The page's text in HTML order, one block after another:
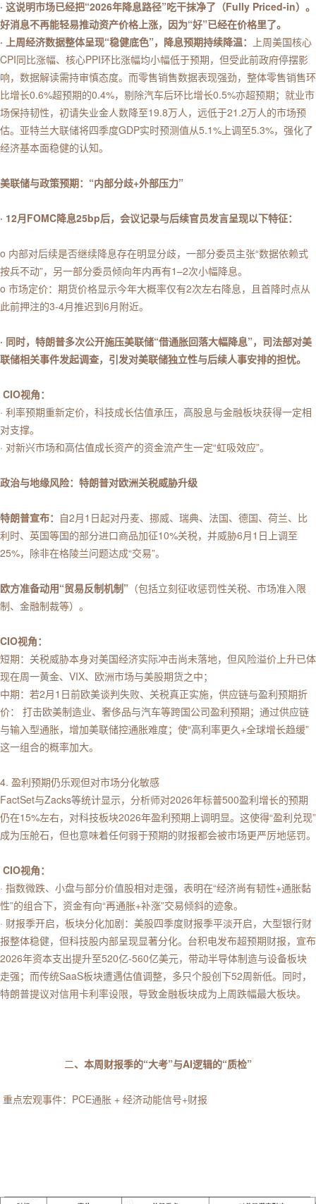
· 这说明市场已经把“2026年降息路径”吃干抹净了（Fully Priced-in）。
好消息不再能轻易推动资产价格上涨，因为“好”已经在价格里了。
· 上周经济数据整体呈现“稳健底色”，降息预期持续降温：
上周美国核心
CPI同比涨幅、核心PPI环比涨幅均小幅低于预期，但受此前政府停摆影
响，数据解读需持审慎态度。而零售销售数据表现强劲，整体零售销售环
比增长0.6%超预期的0.4%，剔除汽车后环比增长0.5%亦超预期；就业市
场保持韧性，初请失业金人数降至19.8万人，远低于21.2万人的市场预
估。亚特兰大联储将四季度GDP实时预测值从5.1%上调至5.3%，强化了
经济基本面稳健的认知。
美联储与政策预期：“内部分歧+外部压力”
· 12月FOMC降息25bp后，会议记录与后续官员发言呈现以下特征：
o 内部对后续是否继续降息存在明显分歧，一部分委员主张“数据依赖式
按兵不动”，另一部分委员倾向年内再有1–2次小幅降息。
o 市场定价：期货价格显示今年大概率仅有2次左右降息，且首降时点从
此前押注的3-4月推迟到6月附近。
· 同时，特朗普多次公开施压美联储“借通胀回落大幅降息”，司法部对美
联储相关事件发起调查，引发对美联储独立性与后续人事安排的担忧。
CIO视角：
· 利率预期重新定价，科技成长估值承压，高股息与金融板块获得一定相
对支撑。
· 对新兴市场和高估值成长资产的资金流产生一定“虹吸效应”。
政治与地缘风险：特朗普对欧洲关税威胁升级
特朗普宣布： 自2月1日起对丹麦、挪威、瑞典、法国、德国、荷兰、比
利时、英国等国的部分进口商品加征10%关税，并威胁6月1日上调至
25%，除非在格陵兰问题达成“交易”。
欧方准备动用“贸易反制机制” （包括立刻征收惩罚性关税、市场准入限
制、金融制裁等）。
CIO视角：
短期：关税威胁本身对美国经济实际冲击尚未落地，但风险溢价上升已体
现在周一黄金、VIX、欧洲市场与美股期货之中；
中期：若2月1日前欧美谈判失败、关税真正实施，供应链与盈利预期折
价： 打击欧美制造业、奢侈品与汽车等跨国公司盈利预期；通过供应链
与输入型通胀，增加美联储控通胀难度；使“高利率更久+全球增长趋缓”
这一组合的概率加大。
4. 盈利预期仍乐观但对市场分化敏感
FactSet与Zacks等统计显示，分析师对2026年标普500盈利增长的预期
仍在15%左右，对科技板块2026年盈利预期上调明显。这使得“盈利兑现”
成为压舱石，但也意味着任何弱于预期的财报都会被市场更严厉地惩罚。
CIO视角：
· 指数微跌、小盘与部分价值股相对走强，表明在“经济尚有韧性+通胀黏
性”的组合下，资金有向“再通胀+补涨”交易倾斜的迹象。
· 财报季开启，板块分化加剧：美股四季度财报季平淡开启，大型银行财
报整体稳健，但科技股内部呈现显著分化。台积电发布超预期财报，宣布
2026年资本支出提升至520亿-560亿美元，带动半导体制造与设备板块
走强；而传统SaaS板块遭遇估值调整，多只个股创下52周新低。同时，
特朗普提议对信用卡利率设限，导致金融板块成为上周跌幅最大板块。
二、本周财报季的“大考”与AI逻辑的“质检”
重点宏观事件：PCE通胀 + 经济动能信号+财报